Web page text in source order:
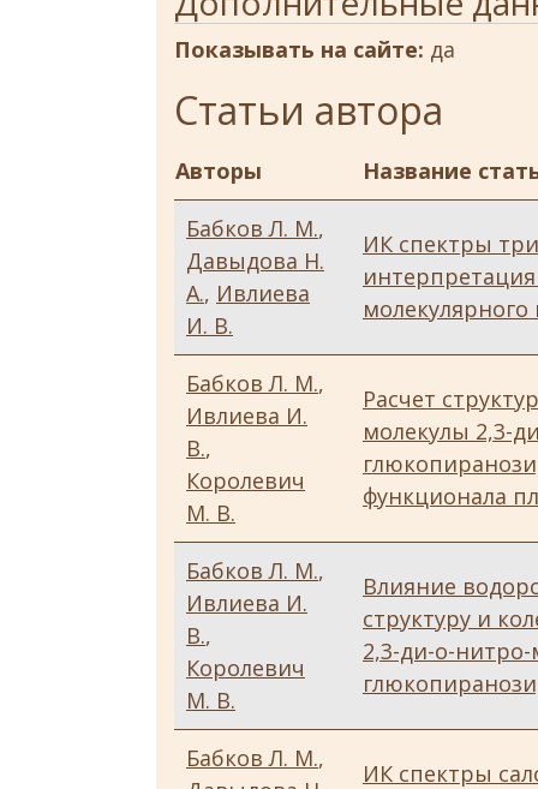
Показывать на сайте: да
Статьи автора
Авторы
Название
Бабков Л. М.,
Давыдова Н.
А., Ивлиева
И. В.
ИК спектры
Бабков Л. М.,
Ивлиева И.
В.,
Королевич
М. В.
Расчет
молекулы 2,3-
функционала
Бабков Л. М.,
Ивлиева И.
В.,
Королевич
М. В.
Влияние
структуру и
2,3-ди-о-
Бабков Л. М.,
ИК спектры